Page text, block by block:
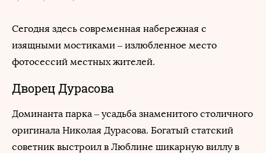
Сегодня здесь современная набережная с
изящными мостиками – излюбленное место
фотосессий местных жителей.
Дворец Дурасова
Доминанта парка – усадьба знаменитого столичного
оригинала Николая Дурасова. Богатый статский
советник выстроил в Люблине шикарную виллу в